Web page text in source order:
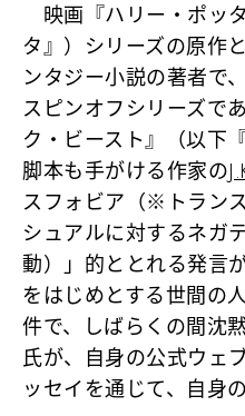
映画『ハリー・ポッ
タ』）シリーズの原作
ンタジー小説の著者で
スピンオフシリーズで
ク・ビースト』（以下
脚本も手がける作家の
スフォビア（※トラン
シュアルに対するネガ
動）」的ととれる発言
をはじめとする世間の
件で、しばらくの間沈
氏が、自身の公式ウェ
ッセイを通じて、自身